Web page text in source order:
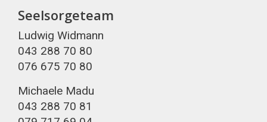
Seelsorgeteam
Ludwig Widmann
043 288 70 80
076 675 70 80
Michaele Madu
043 288 70 81